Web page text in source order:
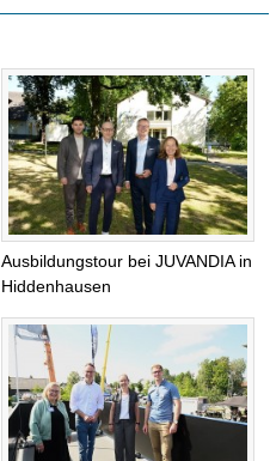
Ausbildungstour bei JUVANDIA in
Hiddenhausen